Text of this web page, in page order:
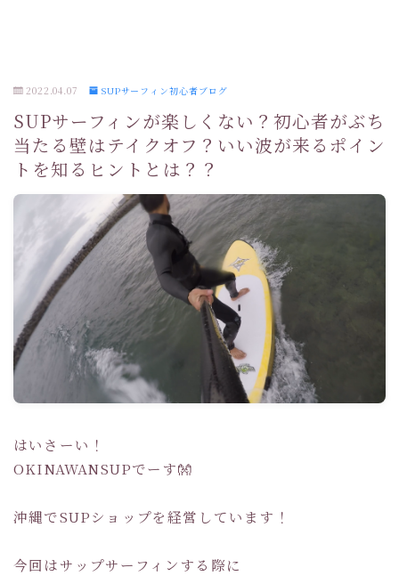
2022.04.07 SUPサーフィン初心者ブログ
SUPサーフィンが楽しくない？初心者がぶち
当たる壁はテイクオフ？いい波が来るポイン
トを知るヒントとは？？
はいさーい！
OKINAWANSUPでーす👐
沖縄でSUPショップを経営しています！
今回はサップサーフィンする際に